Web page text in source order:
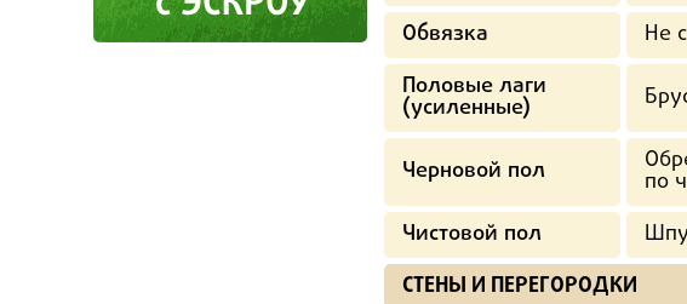
Обвязка
Не
Половые лаги
(усиленные)
Черновой пол
по
Чистовой пол
СТЕНЫ И ПЕРЕГОРОДКИ